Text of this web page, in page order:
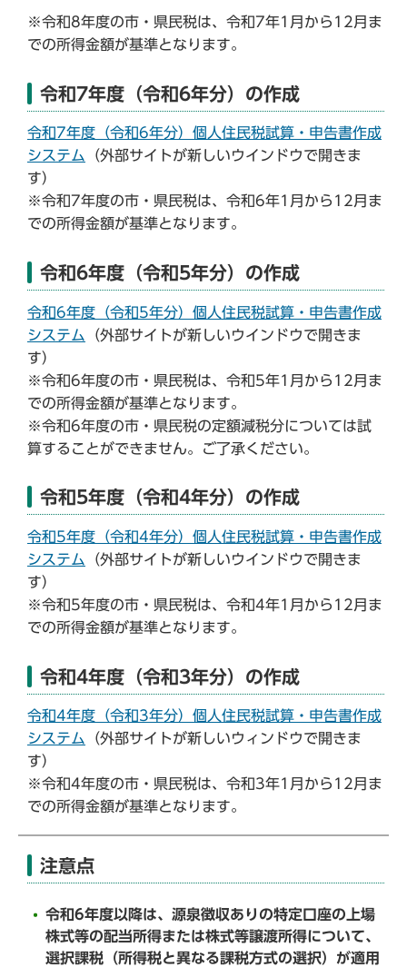
※令和8年度の市・県民税は、令和7年1月から12月ま
での所得金額が基準となります。
令和7年度（令和6年分）の作成
令和7年度（令和6年分）個人住民税試算・申告書作成
システム （外部サイトが新しいウインドウで開きま
す）
※令和7年度の市・県民税は、令和6年1月から12月ま
での所得金額が基準となります。
令和6年度（令和5年分）の作成
令和6年度（令和5年分）個人住民税試算・申告書作成
システム
（外部サイトが新しいウインドウで開きま
す）
※令和6年度の市・県民税は、令和5年1月から12月ま
での所得金額が基準となります。
※令和6年度の市・県民税の定額減税分については試
算することができません。ご了承ください。
令和5年度（令和4年分）の作成
令和5年度（令和4年分）個人住民税試算・申告書作成
システム
（外部サイトが新しいウインドウで開きま
す）
※令和5年度の市・県民税は、令和4年1月から12月ま
での所得金額が基準となります。
令和4年度（令和3年分）の作成
令和4年度（令和3年分）個人住民税試算・申告書作成
システム
（外部サイトが新しいウィンドウで開きま
す）
※令和4年度の市・県民税は、令和3年1月から12月ま
での所得金額が基準となります。
注意点
令和6年度以降は、源泉徴収ありの特定口座の上場
株式等の配当所得または株式等譲渡所得について、
選択課税（所得税と異なる課税方式の選択）が適用